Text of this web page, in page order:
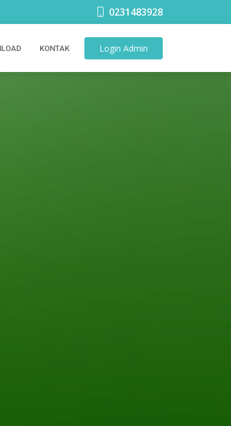
0231483928
KONTAK Login Admin